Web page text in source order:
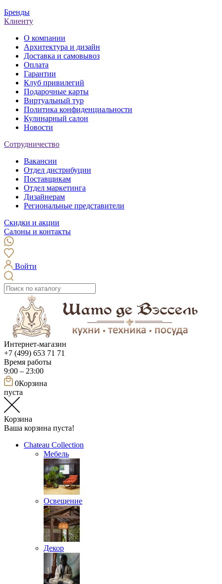
Бренды
Клиенту
О компании
Архитектура и дизайн
Доставка и самовывоз
Оплата
Гарантии
Клуб привилегий
Подарочные карты
Виртуальный тур
Политика конфиденциальности
Кулинарный салон
Новости
Сотрудничество
Вакансии
Отдел дистрибуции
Поставщикам
Отдел маркетинга
Дизайнерам
Региональные представители
Скидки и акции
Салоны и контакты
Войти
Интернет-магазин
+7 (499) 653 71 71
Время работы
9:00 – 23:00
0Корзина
пуста
Корзина
Ваша корзина пуста!
Chateau Collection
Мебель
Освещение
Декор